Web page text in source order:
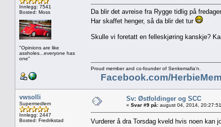
Innlegg: 7541
Bosted: Moss
"Opinions are like
assholes...everyone has
one"
Da blir det avreise fra Rygge tidlig på
Har skaffet henger, så da blir det tur
Skulle vi foretatt en felleskjøring kanskje?
Proud member and co-founder of Senkemafia'n.
Facebook.com/
vwsolli
Supermedlem
Innlegg: 2447
Bosted: Fredrikstad
Sv: Østfoldinger og SCC
« Svar #9 på: august 04, 2014,
Vurderer å dra Torsdag kveld hvis noen kan